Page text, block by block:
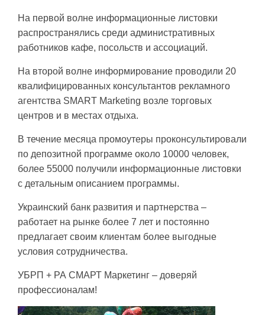
На первой волне информационные листовки
распространялись среди административных
работников кафе, посольств и ассоциаций.
На второй волне информирование проводили 20
квалифицированных консультантов рекламного
агентства SMART Markеting возле торговых
центров и в местах отдыха.
В течение месяца промоутеры проконсультировали
по депозитной программе около 10000 человек,
более 55000 получили информационные листовки
с детальным описанием программы.
Украинский банк развития и партнерства –
работает на рынке более 7 лет и постоянно
предлагает своим клиентам более выгодные
условия сотрудничества.
УБРП + РА СМАРТ Маркетинг – доверяй
профессионалам!